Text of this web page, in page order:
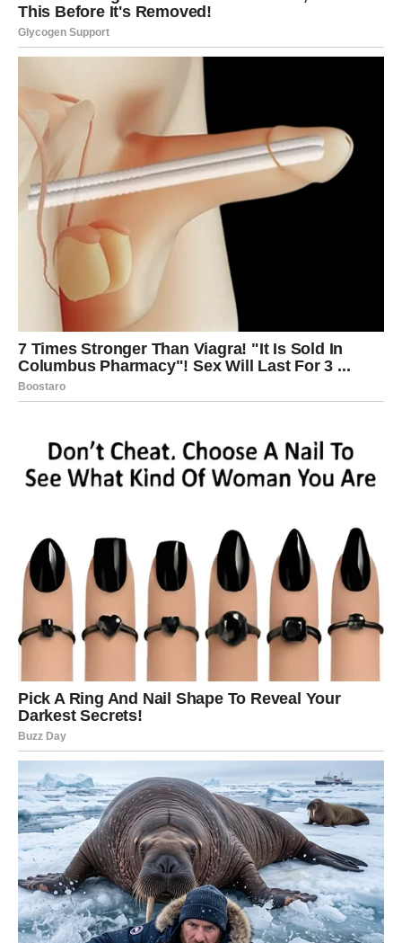
Pred vama su veoma nježni i posebni trenuci.
BLIZANCI
Zvijezde vam donose neočekivane vijesti i promjene koje
vas ostavljaju bez riječi.
Moguće je da ćete uskoro krenuti putem koji nikada
ranije niste ni razmatrali.
Ništa više neće ostati isto
Pred vama su veoma uzbudljivi trenuci.
RAK
najveće promjene.
Život vam donosi ono što ste
dugo čekali
Pred vama su veoma nježni i sretni trenuci.
LAV
Lavovima dolazi veliki poslovni i finansijski uspjeh.
Sve ono što ste dugo gradili sada konačno počinje
donositi ogromne rezultate.
Zvijezde vam otvaraju vrata
velikog uspjeha